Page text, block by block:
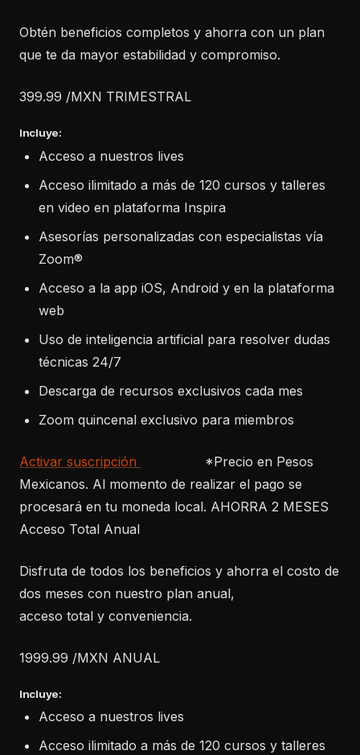
Obtén beneficios completos y ahorra con un plan
que te da mayor estabilidad y compromiso.
399.99 /MXN TRIMESTRAL
Incluye:
Acceso a nuestros lives​
Acceso ilimitado a más de 120 cursos y talleres
en video en plataforma Inspira​
Asesorías personalizadas con especialistas vía
Zoom®​
Acceso a la app iOS, Android y en la plataforma
web
Uso de inteligencia artificial para resolver dudas
técnicas 24/7
Descarga de recursos exclusivos cada mes
Zoom quincenal exclusivo para miembros
Activar suscripción
*Precio en Pesos
Mexicanos. Al momento de realizar el pago se
procesará en tu moneda local. AHORRA 2 MESES
Acceso Total Anual
Disfruta de todos los beneficios y ahorra el costo de
dos meses con nuestro plan anual,
acceso total y conveniencia.
1999.99 /MXN ANUAL
Incluye:
Acceso a nuestros lives​
Acceso ilimitado a más de 120 cursos y talleres